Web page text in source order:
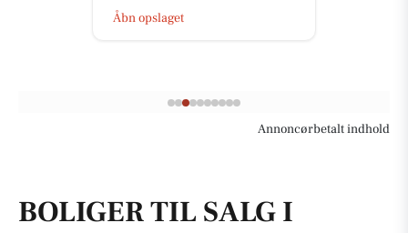
Åbn opslaget
Annoncørbetalt indhold
BOLIGER TIL SALG I